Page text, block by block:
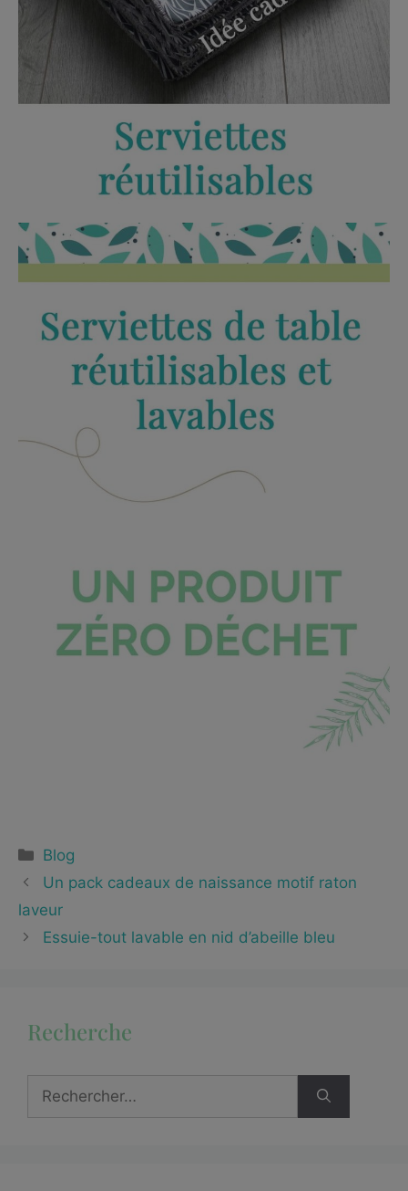
Blog
Un pack cadeaux de naissance motif raton
laveur
Essuie-tout lavable en nid d’abeille bleu
Recherche